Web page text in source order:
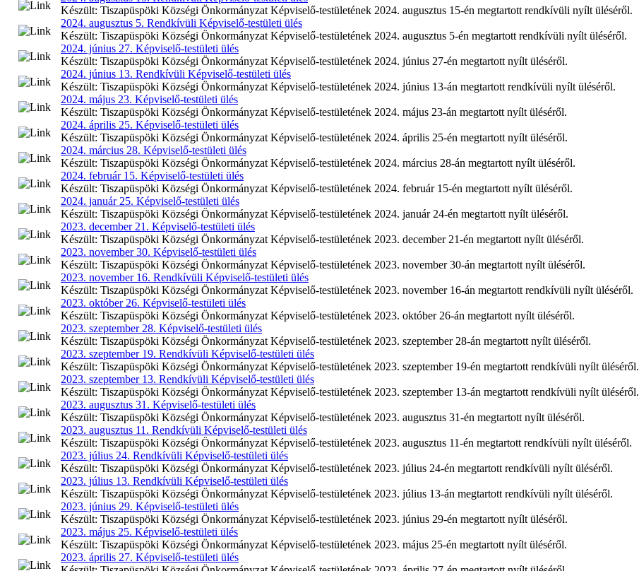
Készült: Tiszapüspöki Községi Önkormányzat Képviselő-testületének 2024. augusztus 15-én megtartott rendkívüli nyílt üléséről.
2024. augusztus 5. Rendkívüli Képviselő-testületi ülés
Készült: Tiszapüspöki Községi Önkormányzat Képviselő-testületének 2024. augusztus 5-én megtartott rendkívüli nyílt üléséről.
2024. június 27. Képviselő-testületi ülés
Készült: Tiszapüspöki Községi Önkormányzat Képviselő-testületének 2024. június 27-én megtartott nyílt üléséről.
2024. június 13. Rendkívüli Képviselő-testületi ülés
Készült: Tiszapüspöki Községi Önkormányzat Képviselő-testületének 2024. június 13-án megtartott rendkívüli nyílt üléséről.
2024. május 23. Képviselő-testületi ülés
Készült: Tiszapüspöki Községi Önkormányzat Képviselő-testületének 2024. május 23-án megtartott nyílt üléséről.
2024. április 25. Képviselő-testületi ülés
Készült: Tiszapüspöki Községi Önkormányzat Képviselő-testületének 2024. április 25-én megtartott nyílt üléséről.
2024. március 28. Képviselő-testületi ülés
Készült: Tiszapüspöki Községi Önkormányzat Képviselő-testületének 2024. március 28-án megtartott nyílt üléséről.
2024. február 15. Képviselő-testületi ülés
Készült: Tiszapüspöki Községi Önkormányzat Képviselő-testületének 2024. február 15-én megtartott nyílt üléséről.
2024. január 25. Képviselő-testületi ülés
Készült: Tiszapüspöki Községi Önkormányzat Képviselő-testületének 2024. január 24-én megtartott nyílt üléséről.
2023. december 21. Képviselő-testületi ülés
Készült: Tiszapüspöki Községi Önkormányzat Képviselő-testületének 2023. december 21-én megtartott nyílt üléséről.
2023. november 30. Képviselő-testületi ülés
Készült: Tiszapüspöki Községi Önkormányzat Képviselő-testületének 2023. november 30-án megtartott nyílt üléséről.
2023. november 16. Rendkívüli Képviselő-testületi ülés
Készült: Tiszapüspöki Községi Önkormányzat Képviselő-testületének 2023. november 16-án megtartott rendkívüli nyílt üléséről.
2023. október 26. Képviselő-testületi ülés
Készült: Tiszapüspöki Községi Önkormányzat Képviselő-testületének 2023. október 26-án megtartott nyílt üléséről.
2023. szeptember 28. Képviselő-testületi ülés
Készült: Tiszapüspöki Községi Önkormányzat Képviselő-testületének 2023. szeptember 28-án megtartott nyílt üléséről.
2023. szeptember 19. Rendkívüli Képviselő-testületi ülés
Készült: Tiszapüspöki Községi Önkormányzat Képviselő-testületének 2023. szeptember 19-én megtartott rendkívüli nyílt üléséről.
2023. szeptember 13. Rendkívüli Képviselő-testületi ülés
Készült: Tiszapüspöki Községi Önkormányzat Képviselő-testületének 2023. szeptember 13-án megtartott rendkívüli nyílt üléséről.
2023. augusztus 31. Képviselő-testületi ülés
Készült: Tiszapüspöki Községi Önkormányzat Képviselő-testületének 2023. augusztus 31-én megtartott nyílt üléséről.
2023. augusztus 11. Rendkívüli Képviselő-testületi ülés
Készült: Tiszapüspöki Községi Önkormányzat Képviselő-testületének 2023. augusztus 11-én megtartott rendkívüli nyílt üléséről.
2023. július 24. Rendkívüli Képviselő-testületi ülés
Készült: Tiszapüspöki Községi Önkormányzat Képviselő-testületének 2023. július 24-én megtartott rendkívüli nyílt üléséről.
2023. július 13. Rendkívüli Képviselő-testületi ülés
Készült: Tiszapüspöki Községi Önkormányzat Képviselő-testületének 2023. július 13-án megtartott rendkívüli nyílt üléséről.
2023. június 29. Képviselő-testületi ülés
Készült: Tiszapüspöki Községi Önkormányzat Képviselő-testületének 2023. június 29-én megtartott nyílt üléséről.
2023. május 25. Képviselő-testületi ülés
Készült: Tiszapüspöki Községi Önkormányzat Képviselő-testületének 2023. május 25-én megtartott nyílt üléséről.
2023. április 27. Képviselő-testületi ülés